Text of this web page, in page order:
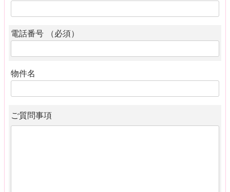
電話番号 （必須）
物件名
ご質問事項